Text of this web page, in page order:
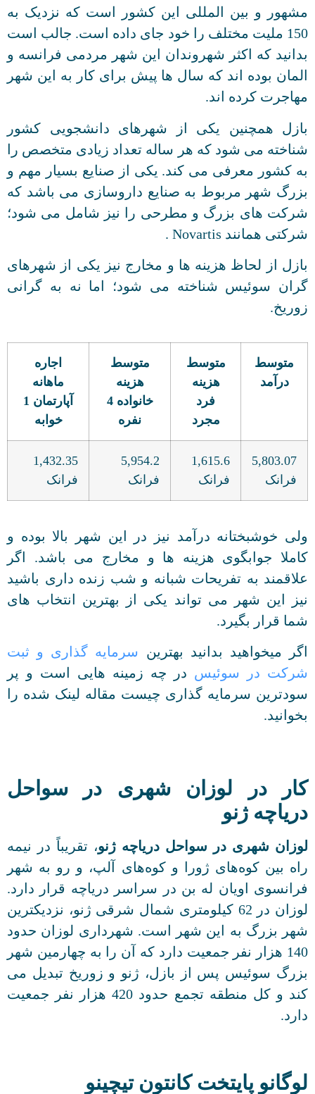
مشهور و بین المللی این کشور است که نزدیک به
150 ملیت مختلف را خود جای داده است. جالب است
بدانید که اکثر شهروندان این شهر مردمی فرانسه و
المان بوده اند که سال ها پیش برای کار به این شهر
مهاجرت کرده اند.
بازل همچنین یکی از شهرهای دانشجویی کشور
شناخته می شود که هر ساله تعداد زیادی متخصص را
به کشور معرفی می کند. یکی از صنایع بسیار مهم و
بزرگ شهر مربوط به صنایع داروسازی می باشد که
شرکت های بزرگ و مطرحی را نیز شامل می شود؛
شرکتی همانند Novartis .
بازل از لحاظ هزینه ها و مخارج نیز یکی از شهرهای
گران سوئیس شناخته می شود؛ اما نه به گرانی
زوریخ.
متوسط
درآمد
متوسط
هزینه
فرد
مجرد
متوسط
هزینه
خانواده 4
نفره
اجاره
ماهانه
آپارتمان 1
خوابه
5,803.07
فرانک
1,615.6
فرانک
5,954.2
فرانک
1,432.35
فرانک
ولی خوشبختانه درآمد نیز در این شهر بالا بوده و
کاملا جوابگوی هزینه ها و مخارج می باشد. اگر
علاقمند به تفریحات شبانه و شب زنده داری باشید
نیز این شهر می تواند یکی از بهترین انتخاب های
شما قرار بگیرد.
اگر میخواهید بدانید بهترین
سرمایه گذاری و ثبت
شرکت در سوئیس در چه زمینه هایی است و پر
سودترین سرمایه گذاری چیست مقاله لینک شده را
بخوانید.
کار در لوزان شهری در سواحل
دریاچه ژنو
لوزان شهری در سواحل دریاچه ژنو، تقریباً در نیمه
راه بین کوه‌های ژورا و کوه‌های آلپ، و رو به شهر
فرانسوی اویان له بن در سراسر دریاچه قرار دارد.
لوزان در 62 کیلومتری شمال شرقی ژنو، نزدیکترین
شهر بزرگ به این شهر است. شهرداری لوزان حدود
140 هزار نفر جمعیت دارد که آن را به چهارمین شهر
بزرگ سوئیس پس از بازل، ژنو و زوریخ تبدیل می
کند و کل منطقه تجمع حدود 420 هزار نفر جمعیت
دارد.
لوگانو پایتخت کانتون تیچینو